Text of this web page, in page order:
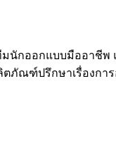
นักออกแบบมืออาชีพ
ฑ์ปรึกษาเรื่องการอ